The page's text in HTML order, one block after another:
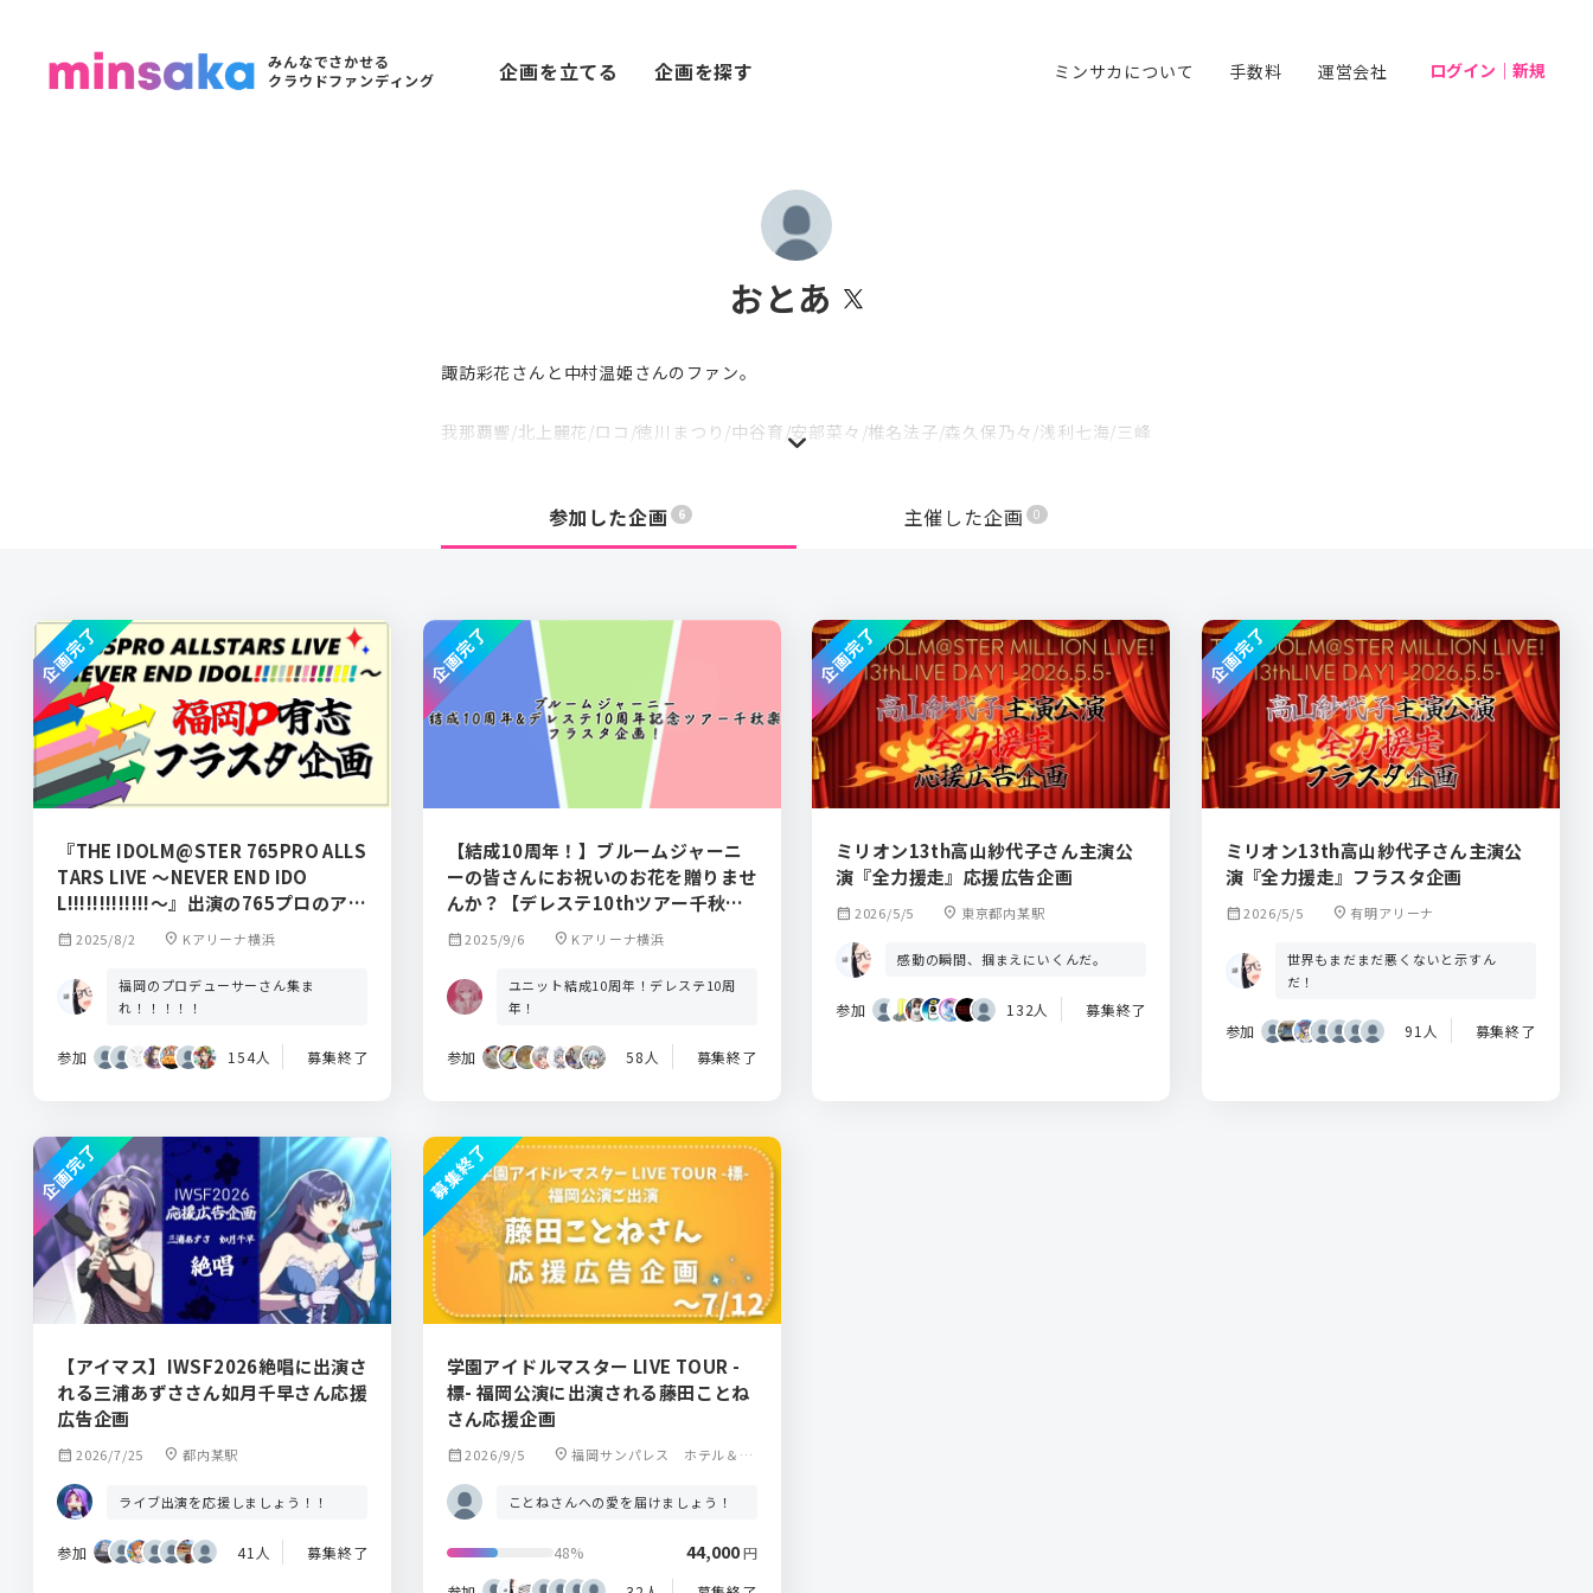
みんなでさかせる
クラウドファンディング
企画を立てる 企画を探す ミンサカについて 手数料 運営会社 ログイン｜新規
おとあ
諏訪彩花さんと中村温姫さんのファン。
我那覇響/北上麗花/ロコ/徳川まつり/中谷育/安部菜々/椎名法子/森久保乃々/浅利七海/三峰
昔と違うアカウントになりました。改めて仲良くしてくださいな。
参加した企画 6 主催した企画 0
『THE IDOLM@STER 765PRO ALLS
TARS LIVE ～NEVER END IDO
L!!!!!!!!!!!!!～』出演の765プロのアイ
ドルに福岡のPでお花を贈りません
か？
calendar_month 2025/8/2 location_on Kアリーナ横浜
福岡のプロデューサーさん集ま
れ！！！！！
参加 154人 募集終了
企画完了
【結成10周年！】ブルームジャーニ
ーの皆さんにお祝いのお花を贈りませ
んか？【デレステ10thツアー千秋
楽】
calendar_month2025/9/6 location_on Kアリーナ横浜
ユニット結成10周年！デレステ10周
年！
参加 58人 募集終了
企画完了
ミリオン13th高山紗代子さん主演公
演『全力援走』応援広告企画
calendar_month 2026/5/5 location_on 東京都内某駅
感動の瞬間、掴まえにいくんだ。
参加 132人 募集終了
企画完了
ミリオン13th高山紗代子さん主演公
演『全力援走』フラスタ企画
calendar_month2026/5/5 location_on 有明アリーナ
世界もまだまだ悪くないと示すん
だ！
参加 91人 募集終了
企画完了
【アイマス】IWSF2026絶唱に出演さ
れる三浦あずささん如月千早さん応援
広告企画
calendar_month 2026/7/25 location_on 都内某駅
ライブ出演を応援しましょう！！
参加 41人 募集終了
企画完了
学園アイドルマスター LIVE TOUR -
標- 福岡公演に出演される藤田ことね
さん応援企画
calendar_month2026/9/5 location_on 福岡サンパレス ホテル＆ホ
ことねさんへの愛を届けましょう！
48% 44,000円
募集終了